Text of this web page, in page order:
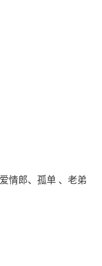
情郎、孤单 、老弟